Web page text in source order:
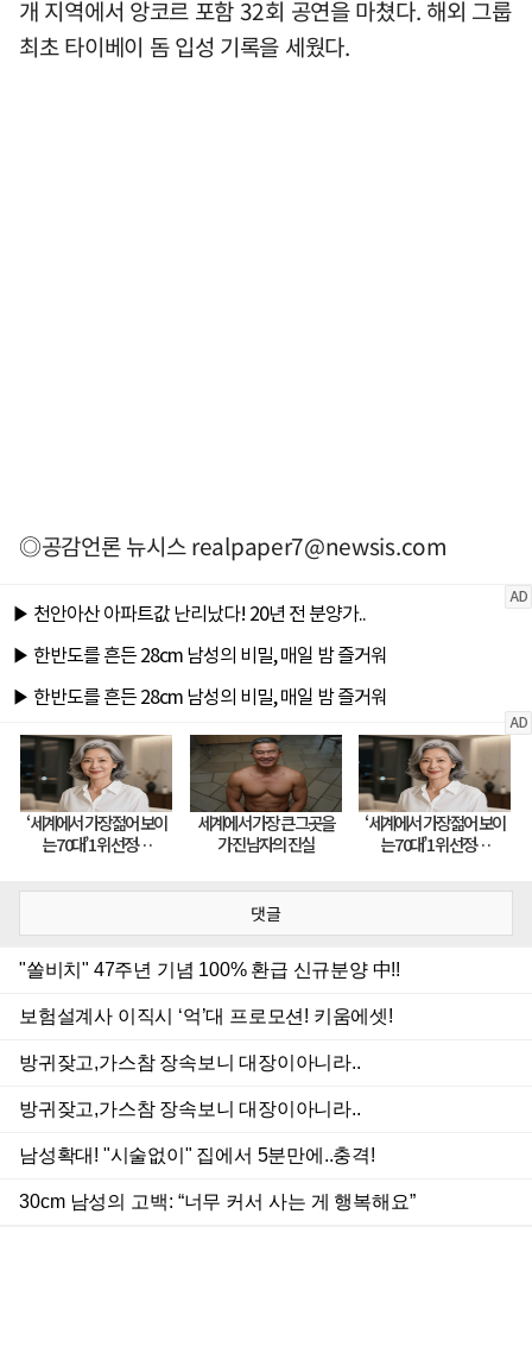
개 지역에서 앙코르 포함 32회 공연을 마쳤다. 해외 그룹
최초 타이베이 돔 입성 기록을 세웠다.
◎공감언론 뉴시스realpaper7@newsis.com
댓글